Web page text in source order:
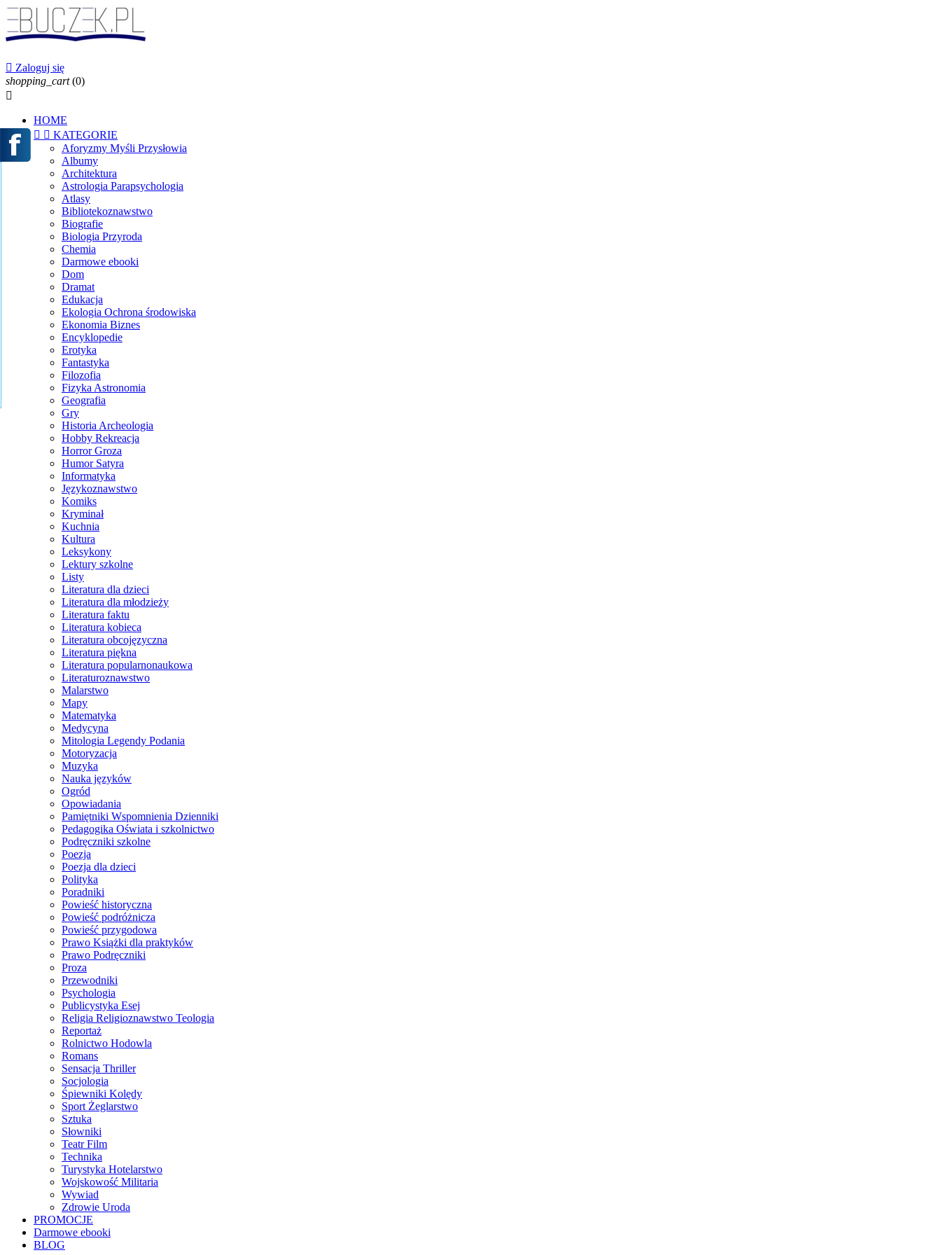
 Zaloguj się
shopping_cart (0)

HOME
  KATEGORIE
Aforyzmy Myśli Przysłowia
Albumy
Architektura
Astrologia Parapsychologia
Atlasy
Bibliotekoznawstwo
Biografie
Biologia Przyroda
Chemia
Darmowe ebooki
Dom
Dramat
Edukacja
Ekologia Ochrona środowiska
Ekonomia Biznes
Encyklopedie
Erotyka
Fantastyka
Filozofia
Fizyka Astronomia
Geografia
Gry
Historia Archeologia
Hobby Rekreacja
Horror Groza
Humor Satyra
Informatyka
Językoznawstwo
Komiks
Kryminał
Kuchnia
Kultura
Leksykony
Lektury szkolne
Listy
Literatura dla dzieci
Literatura dla młodzieży
Literatura faktu
Literatura kobieca
Literatura obcojęzyczna
Literatura piękna
Literatura popularnonaukowa
Literaturoznawstwo
Malarstwo
Mapy
Matematyka
Medycyna
Mitologia Legendy Podania
Motoryzacja
Muzyka
Nauka języków
Ogród
Opowiadania
Pamiętniki Wspomnienia Dzienniki
Pedagogika Oświata i szkolnictwo
Podręczniki szkolne
Poezja
Poezja dla dzieci
Polityka
Poradniki
Powieść historyczna
Powieść podróżnicza
Powieść przygodowa
Prawo Książki dla praktyków
Prawo Podręczniki
Proza
Przewodniki
Psychologia
Publicystyka Esej
Religia Religioznawstwo Teologia
Reportaż
Rolnictwo Hodowla
Romans
Sensacja Thriller
Socjologia
Śpiewniki Kolędy
Sport Żeglarstwo
Sztuka
Słowniki
Teatr Film
Technika
Turystyka Hotelarstwo
Wojskowość Militaria
Wywiad
Zdrowie Uroda
PROMOCJE
Darmowe ebooki
BLOG